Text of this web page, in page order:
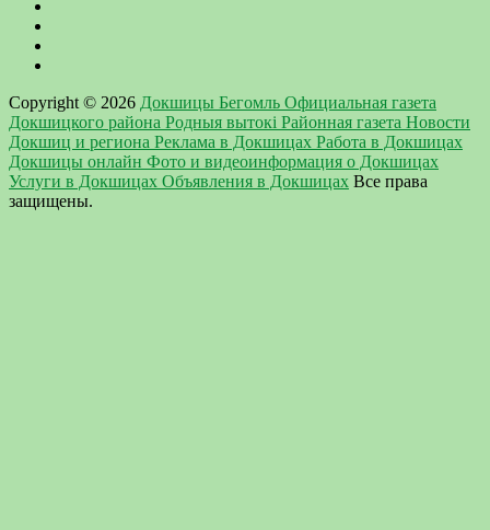
Copyright © 2026 Докшицы Бегомль Официальная газета
Докшицкого района Родныя вытокi Районная газета Новости
Докшиц и региона Реклама в Докшицах Работа в Докшицах
Докшицы онлайн Фото и видеоинформация о Докшицах
Услуги в Докшицах Объявления в Докшицах Все права
защищены.